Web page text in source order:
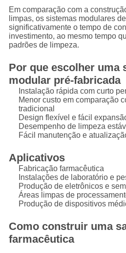
Em comparação com a
limpas, os sistemas modulares
significativamente o tempo de
investimento, ao mesmo tempo
padrões de limpeza.
Por que escolher uma
modular pré-fabricada
Instalação rápida com curto
Menor custo em comparação
tradicional
Design flexível e fácil
Desempenho de limpeza
Fácil manutenção e
Aplicativos
Fabricação farmacêutica
Instalações de laboratório e
Produção de eletrônicos e
Áreas limpas de
Produção de dispositivos
Como construir uma
farmacêutica